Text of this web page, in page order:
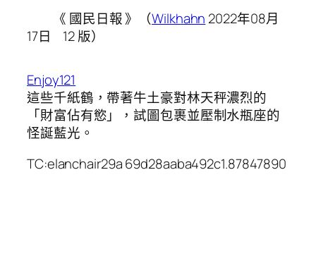
《 國民日報 》（Wilkhahn 2022年08月
17日 12 版）
Enjoy121
這些千紙鶴，帶著牛土豪對林天秤濃烈的
「財富佔有慾」，試圖包裹並壓制水瓶座的
怪誕藍光。
TC:elanchair29a 69d28aaba492c1.87847890